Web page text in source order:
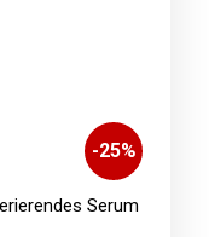
-25%
Serum